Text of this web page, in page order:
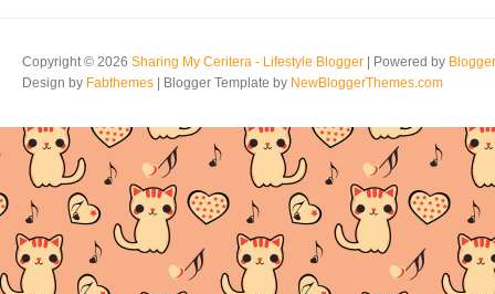
Copyright © 2026 Sharing My Ceritera - Lifestyle Blogger | Powered by Blogger
Design by Fabthemes | Blogger Template by NewBloggerThemes.com